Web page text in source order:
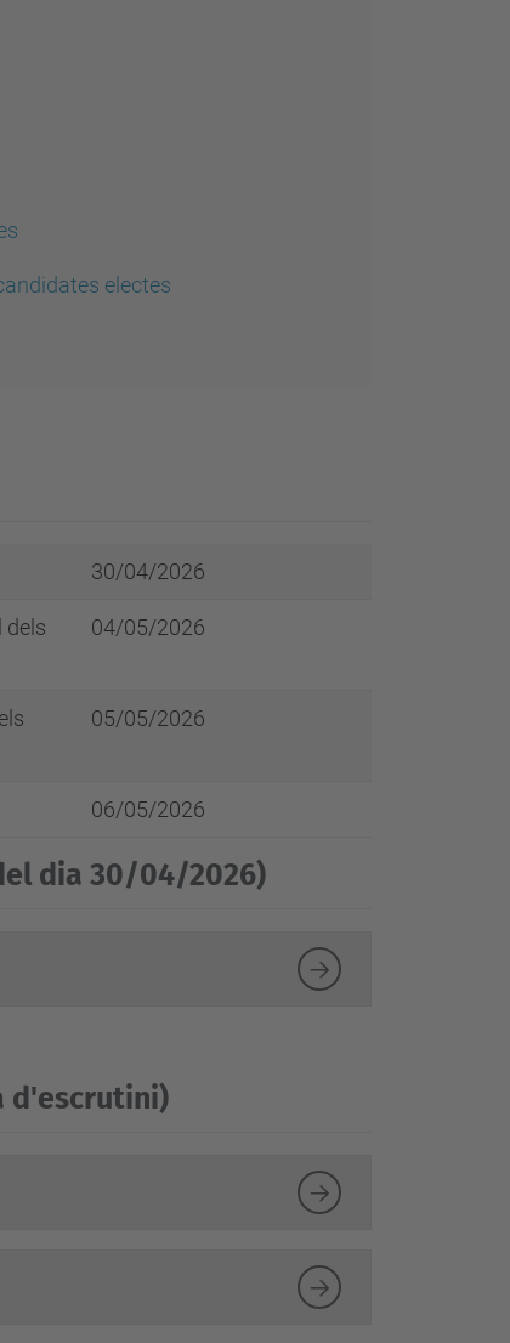
electes
30/04/2026
dels
04/05/2026
05/05/2026
06/05/2026
dia 30/04/2026)
d'escrutini)